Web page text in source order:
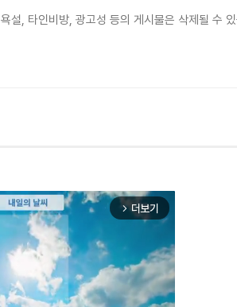
arrow_forward_ios 더보기